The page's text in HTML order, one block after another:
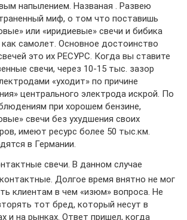
напылением. Названая . Развею
миф, о том что поставишь
или «иридиевые» свечи и бибика
самолет. Основное достоинство
это их РЕСУРС. Когда вы ставите
свечи, через 10-15 тыс. зазор
«уходит» по причине
центрального электрода искрой. По
при хорошем бензине,
свечи без ухудшения своих
имеют ресурс более 50 тыс.км.
в Германии.
свечи. В данном случае
Долгое время внятно не мог
клиентам в чем «изюм» вопроса. Не
тот бред, который несут в
и на рынках. Ответ пришел, когда